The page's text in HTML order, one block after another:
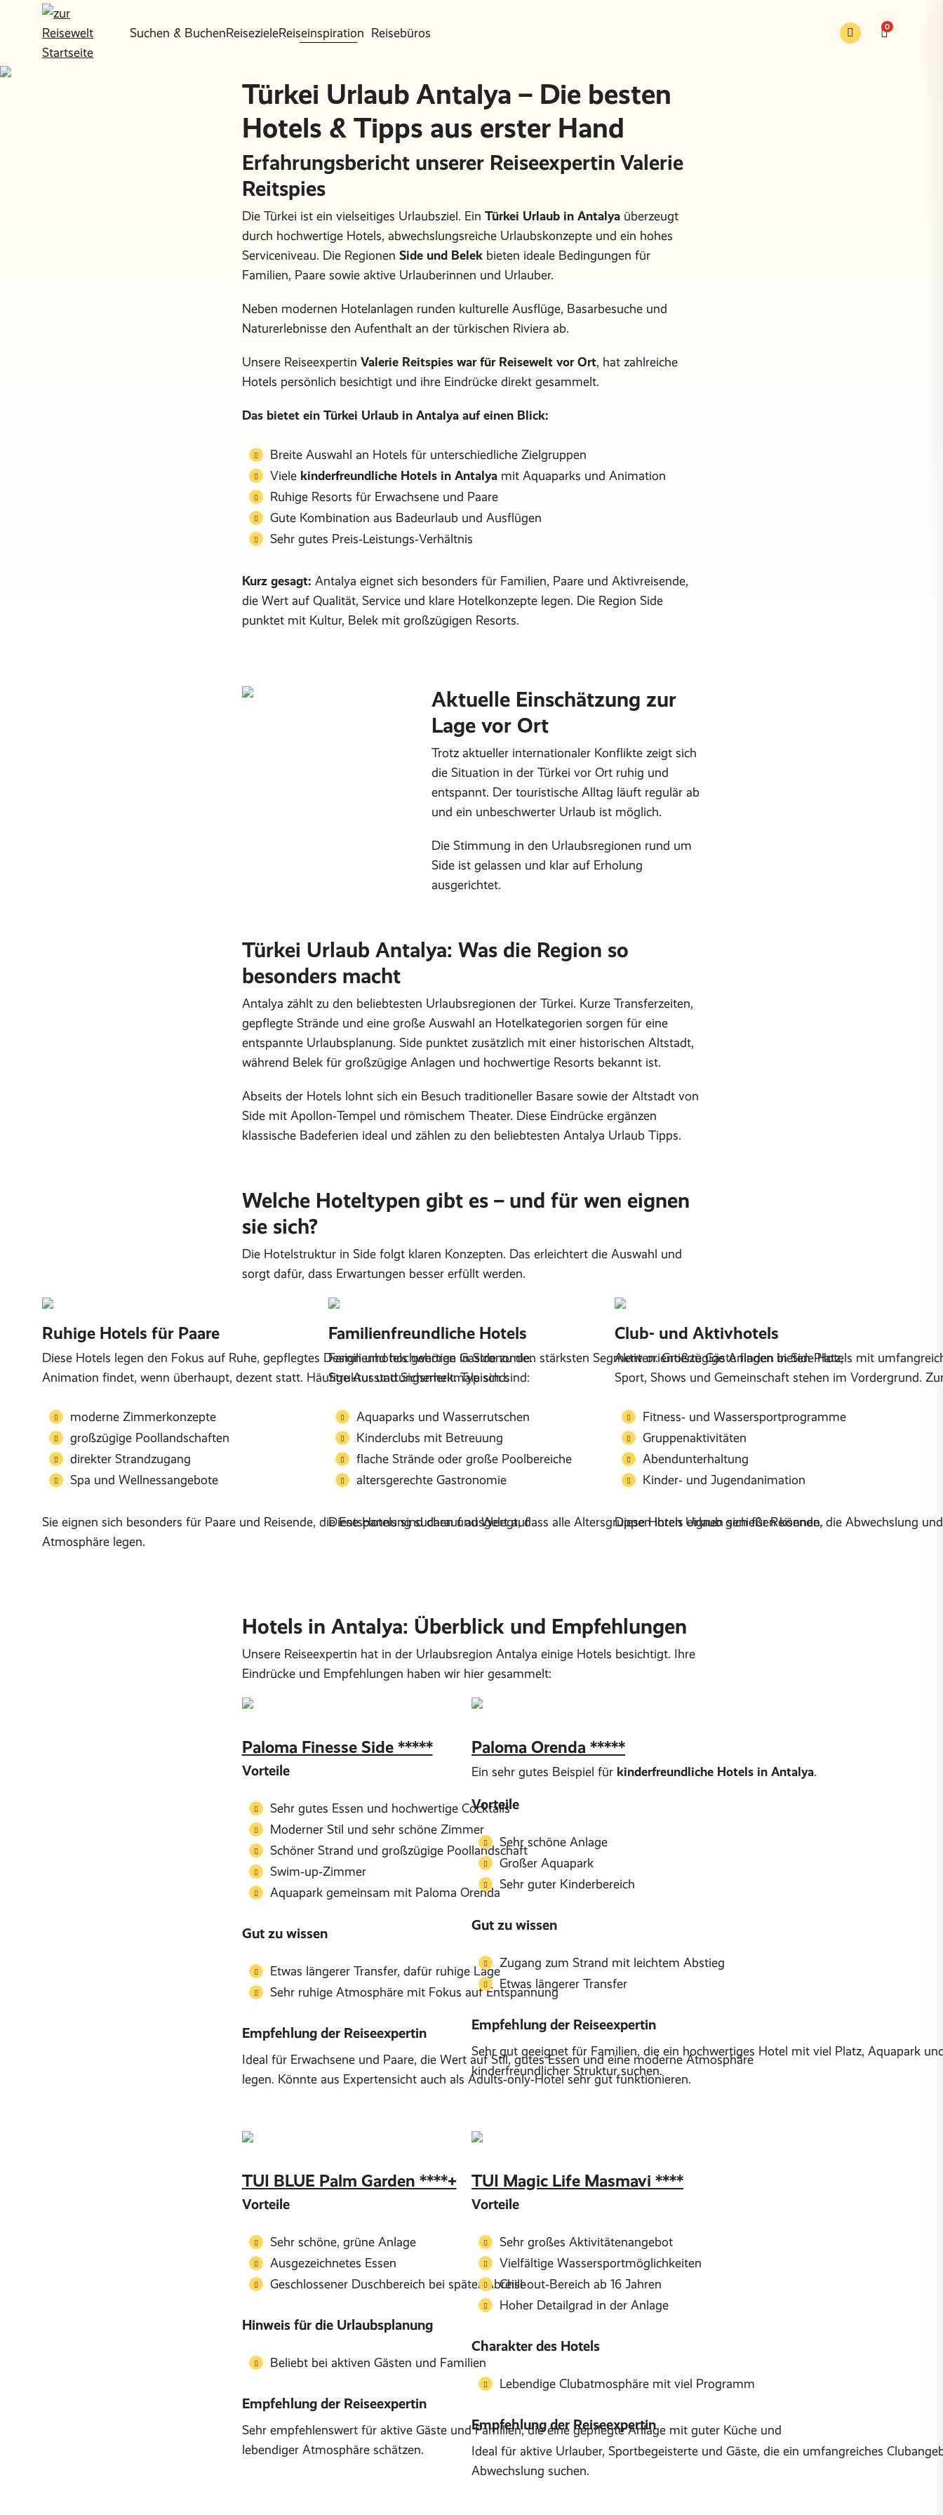
Suchen & BuchenReisezieleReiseinspiration Reisebüros 0
Türkei Urlaub Antalya – Die besten
Hotels & Tipps aus erster Hand
Erfahrungsbericht unserer Reiseexpertin Valerie
Reitspies
Die Türkei ist ein vielseitiges Urlaubsziel. Ein Türkei Urlaub in Antalyaüberzeugt
durch hochwertige Hotels, abwechslungsreiche Urlaubskonzepte und ein hohes
Serviceniveau. Die Regionen Side und Belekbieten ideale Bedingungen für
Familien, Paare sowie aktive Urlauberinnen und Urlauber.
Neben modernen Hotelanlagen runden kulturelle Ausflüge, Basarbesuche und
Naturerlebnisse den Aufenthalt an der türkischen Riviera ab.
Unsere Reiseexpertin Valerie Reitspies war für Reisewelt vor Ort, hat zahlreiche
Hotels persönlich besichtigt und ihre Eindrücke direkt gesammelt.
Das bietet ein Türkei Urlaub in Antalya auf einen Blick:
Breite Auswahl an Hotels für unterschiedliche Zielgruppen
Viele kinderfreundliche Hotels in Antalyamit Aquaparks und Animation
Ruhige Resorts für Erwachsene und Paare
Gute Kombination aus Badeurlaub und Ausflügen
Sehr gutes Preis‑Leistungs‑Verhältnis
Kurz gesagt: Antalya eignet sich besonders für Familien, Paare und Aktivreisende,
die Wert auf Qualität, Service und klare Hotelkonzepte legen. Die Region Side
punktet mit Kultur, Belek mit großzügigen Resorts.
Aktuelle Einschätzung zur
Lage vor Ort
Trotz aktueller internationaler Konflikte zeigt sich
die Situation in der Türkei vor Ort ruhig und
entspannt. Der touristische Alltag läuft regulär ab
und ein unbeschwerter Urlaub ist möglich.
Die Stimmung in den Urlaubsregionen rund um
Side ist gelassen und klar auf Erholung
ausgerichtet.
Türkei Urlaub Antalya: Was die Region so
besonders macht
Antalya zählt zu den beliebtesten Urlaubsregionen der Türkei. Kurze Transferzeiten,
gepflegte Strände und eine große Auswahl an Hotelkategorien sorgen für eine
entspannte Urlaubsplanung. Side punktet zusätzlich mit einer historischen Altstadt,
während Belek für großzügige Anlagen und hochwertige Resorts bekannt ist.
Abseits der Hotels lohnt sich ein Besuch traditioneller Basare sowie der Altstadt von
Side mit Apollon‑Tempel und römischem Theater. Diese Eindrücke ergänzen
klassische Badeferien ideal und zählen zu den beliebtesten Antalya Urlaub Tipps.
Welche Hoteltypen gibt es – und für wen eignen
sie sich?
Die Hotelstruktur in Side folgt klaren Konzepten. Das erleichtert die Auswahl und
sorgt dafür, dass Erwartungen besser erfüllt werden.
Ruhige Hotels für Paare
Diese Hotels legen den Fokus auf Ruhe, gepflegtes Design und hochwertige Gastronomie.
Animation findet, wenn überhaupt, dezent statt. Häufige Ausstattungsmerkmale sind:
moderne Zimmerkonzepte
großzügige Poollandschaften
direkter Strandzugang
Spa und Wellnessangebote
Sie eignen sich besonders für Paare und Reisende, die Entspannung suchen und Wert auf
Atmosphäre legen.
Familienfreundliche Hotels
Familienhotels gehören in Side zu den stärksten Segmenten. Großzügige Anlagen bieten Platz,
Struktur und Sicherheit. Typisch sind:
Aquaparks und Wasserrutschen
Kinderclubs mit Betreuung
flache Strände oder große Poolbereiche
altersgerechte Gastronomie
Diese Hotels sind darauf ausgelegt, dass alle Altersgruppen ihren Urlaub genießen können.
Club- und Aktivhotels
Aktiv orientierte Gäste finden in Side Hotels mit
Sport, Shows und Gemeinschaft stehen im Vordergrund.
Fitness‑ und Wassersportprogramme
Gruppenaktivitäten
Abendunterhaltung
Kinder‑ und Jugendanimation
Diese Hotels eignen sich für Reisende, die Abwechslung
Hotels in Antalya: Überblick und Empfehlungen
Unsere Reiseexpertin hat in der Urlaubsregion Antalya einige Hotels besichtigt. Ihre
Eindrücke und Empfehlungen haben wir hier gesammelt:
Paloma Finesse Side *****
Vorteile
Sehr gutes Essen und hochwertige Cocktails
Moderner Stil und sehr schöne Zimmer
Schöner Strand und großzügige Poollandschaft
Swim‑up‑Zimmer
Aquapark gemeinsam mit Paloma Orenda
Gut zu wissen
Etwas längerer Transfer, dafür ruhige Lage
Sehr ruhige Atmosphäre mit Fokus auf Entspannung
Empfehlung der Reiseexpertin
Ideal für Erwachsene und Paare, die Wert auf Stil, gutes Essen und eine moderne Atmosphäre
legen. Könnte aus Expertensicht auch als Adults‑only‑Hotel sehr gut funktionieren.
Paloma Orenda *****
Ein sehr gutes Beispiel für kinderfreundliche Hotels in Antalya.
Vorteile
Sehr schöne Anlage
Großer Aquapark
Sehr guter Kinderbereich
Gut zu wissen
Zugang zum Strand mit leichtem Abstieg
Etwas längerer Transfer
Empfehlung der Reiseexpertin
Sehr gut geeignet für Familien, die ein hochwertiges Hotel mit viel Platz, Aquapark
kinderfreundlicher Struktur suchen.
TUI BLUE Palm Garden ****+
Vorteile
Sehr schöne, grüne Anlage
Ausgezeichnetes Essen
Geschlossener Duschbereich bei später Abreise
Hinweis für die Urlaubsplanung
Beliebt bei aktiven Gästen und Familien
Empfehlung der Reiseexpertin
Sehr empfehlenswert für aktive Gäste und Familien, die eine gepflegte Anlage mit guter Küche und
lebendiger Atmosphäre schätzen.
TUI Magic Life Masmavi ****
Vorteile
Sehr großes Aktivitätenangebot
Vielfältige Wassersportmöglichkeiten
Chill‑out‑Bereich ab 16 Jahren
Hoher Detailgrad in der Anlage
Charakter des Hotels
Lebendige Clubatmosphäre mit viel Programm
Empfehlung der Reiseexpertin
Ideal für aktive Urlauber, Sportbegeisterte und Gäste, die ein umfangreiches
Abwechslung suchen.